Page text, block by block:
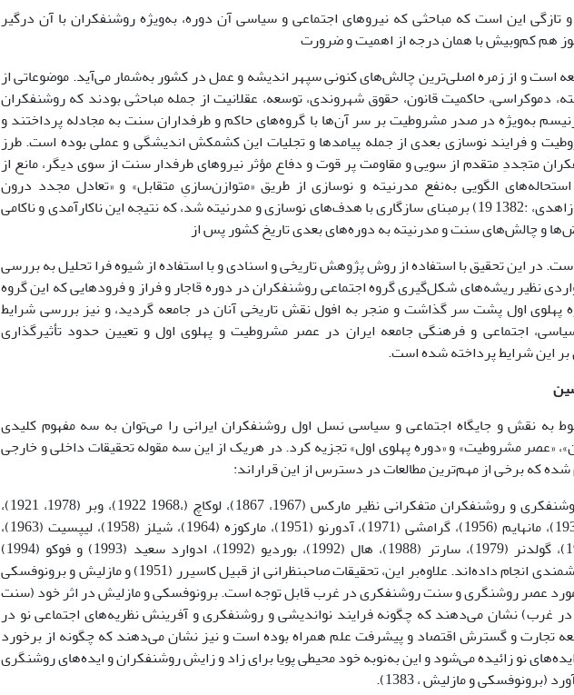
تازگی این است که مباحثی که نیروهای اجتماعی و سیاسی آن دوره، به‌ویژه روشنفکران با آن درگیر
هم کم‌وبیش با همان درجه از اهمیت و ضرورت
است و از زمره اصلی‌ترین چالش‌های کنونی سپهر اندیشه و عمل در کشور به‌شمار می‌آید. موضوعاتی از
دموکراسی، حاکمیت قانون، حقوق شهروندی، توسعه، عقلانیت از جمله مباحثی بودند که روشنفکران
به‌ویژه در صدر مشروطیت بر سر آن‌ها با گروه‌های حاکم و طرفداران سنت به مجادله پرداختند و
و فرایند نوسازی بعدی از جمله پیامدها و تجلیات این کشمکش اندیشگی و عملی بوده است. طرز
متجددِ متقدم از سویی و مقاومت پر قوت و دفاع مؤثر نیروهای طرفدار سنت از سوی دیگر، مانع از
الگویی به‌نفع مدرنیته و نوسازی از طریق «متوازن‌سازیِ متقابل» و «تعادل مجدد درون
سیستمی» (زاهدی، :1382 19) برمبنای سازگاری با هدف‌های نوسازی و مدرنیته شد، که نتیجه این ناکارآمدی و ناکامی
و چالش‌های سنت و مدرنیته به دوره‌های بعدی تاریخ کشور پس از
در این تحقیق با استفاده از روش پژوهش تاریخی و اسنادی و با استفاده از شیوه فرا تحلیل به بررسی
نظیر ریشه‌های شکل‌گیری گروه اجتماعی روشنفکران در دوره قاجار و فراز و فرودهایی که این گروه
پهلوی اول پشت سر گذاشت و منجر به افول نقش تاریخی آنان در جامعه گردید، و نیز بررسی شرایط
اجتماعی و فرهنگی جامعه ایران در عصر مشروطیت و پهلوی اول و تعیین حدود تأثیرگذاری
این شرایط پرداخته شده است.
به نقش و جایگاه اجتماعی و سیاسی نسل اول روشنفکران ایرانی را می‌توان به سه مفهوم کلیدی
«عصر مشروطیت» و «دوره پهلوی اول» تجزیه کرد. در هریک از این سه مقوله تحقیقات داخلی و خارجی
که برخی از مهم‌ترین مطالعات در دسترس از این قراراند:
در زمینه روشنفکری و روشنفکران متفکرانی نظیر مارکس (1967، 1867)، لوکاچ (،1968 1922)، وبر (1978، 1921)،
پارسونز (1937)، مانهایم (1956)، گرامشی (1971)، آدورنو (1951)، مارکوزه (1964)، شیلز (1958)، لیپسیت (1963)،
برلین (1978)، گولدنر (1979)، سارتر (1988)، هال (1992)، بوردیو (1992)، ادوارد سعید (1993) و فوکو (1994)
مطالعات ارزشمندی انجام داده‌اند. علاوه‌بر این، تحقیقات صاحبنظرانی از قبیل کاسیرر (1951) و مازلیش و برونوفسکی
در مورد عصر روشنگری و سنت روشنفکری در غرب قابل توجه است. برونوفسکی و مازلیش در اثر خود (سنت
غرب) نشان می‌دهند که چگونه فرایند نواندیشی و روشنفکری و آفرینش نظریه‌های اجتماعی نو در
تجارت و گسترش اقتصاد و پیشرفت علم همراه بوده است و نیز نشان می‌دهند که چگونه از برخورد
نو زائیده می‌شود و این به‌نوبه خود محیطی پویا برای زاد و زایش روشنفکران و ایده‌های روشنگری
(برونوفسکی و مازلیش ، 1383).